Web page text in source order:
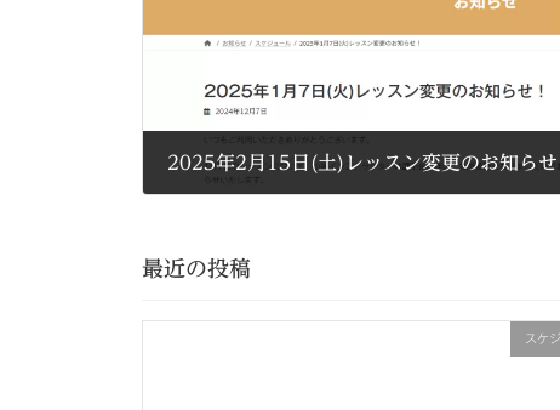
2025年2月15日(土)レッスン変更のお知らせ
最近の投稿
スケ